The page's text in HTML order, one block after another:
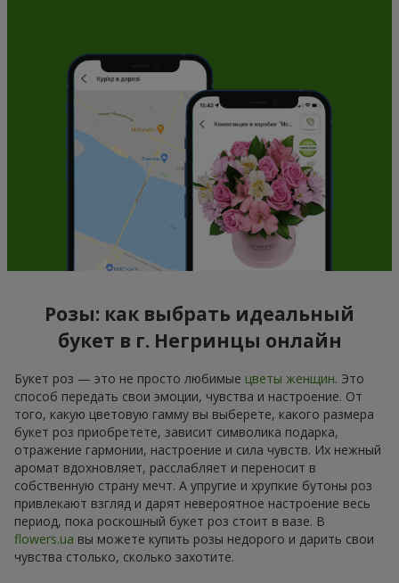
Розы: как выбрать идеальный
букет в г. Негринцы онлайн
Букет роз — это не просто любимые цветы женщин. Это
способ передать свои эмоции, чувства и настроение. От
того, какую цветовую гамму вы выберете, какого размера
букет роз приобретете, зависит символика подарка,
отражение гармонии, настроение и сила чувств. Их нежный
аромат вдохновляет, расслабляет и переносит в
собственную страну мечт. А упругие и хрупкие бутоны роз
привлекают взгляд и дарят невероятное настроение весь
период, пока роскошный букет роз стоит в вазе. В
flowers.ua вы можете купить розы недорого и дарить свои
чувства столько, сколько захотите.